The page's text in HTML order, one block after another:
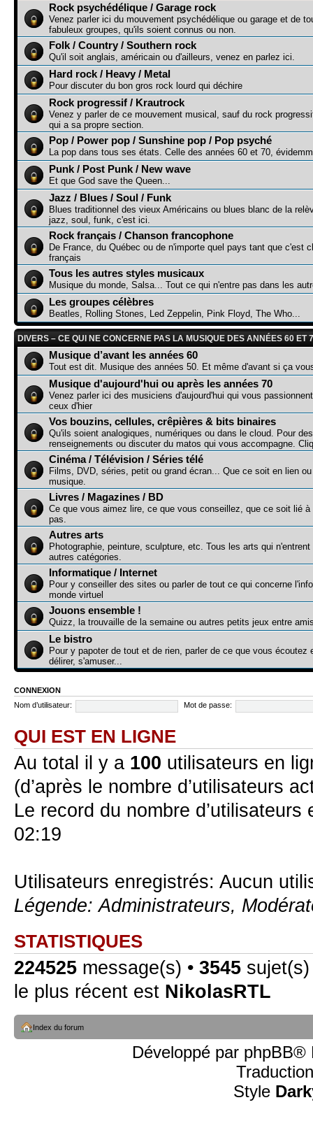
Rock psychédélique / Garage rock
Venez parler ici du mouvement psychédélique ou garage et de
fabuleux groupes, qu'ils soient connus ou non.
Folk / Country / Southern rock
Qu'il soit anglais, américain ou d'ailleurs, venez en parlez ici.
Hard rock / Heavy / Metal
Pour discuter du bon gros rock lourd qui déchire
Rock progressif / Krautrock
Venez y parler de ce mouvement musical, sauf du rock
qui a sa propre section.
Pop / Power pop / Sunshine pop / Pop psyché
La pop dans tous ses états. Celle des années 60 et 70,
Punk / Post Punk / New wave
Et que God save the Queen...
Jazz / Blues / Soul / Funk
Blues traditionnel des vieux Américains ou blues blanc de la
jazz, soul, funk, c'est ici.
Rock français / Chanson francophone
De France, du Québec ou de n'importe quel pays tant que c'est
français
Tous les autres styles musicaux
Musique du monde, Salsa... Tout ce qui n'entre pas dans les
Les groupes célèbres
Beatles, Rolling Stones, Led Zeppelin, Pink Floyd, The Who...
DIVERS – CE QUI NE CONCERNE PAS LA MUSIQUE DES ANNÉES 60 ET
Musique d’avant les années 60
Tout est dit. Musique des années 50. Et même d'avant si ça
Musique d'aujourd'hui ou après les années 70
Venez parler ici des musiciens d'aujourd'hui qui vous
ceux d'hier
Vos bouzins, cellules, crêpières & bits binaires
Qu'ils soient analogiques, numériques ou dans le cloud. Pour des
renseignements ou discuter du matos qui vous accompagne.
Cinéma / Télévision / Séries télé
Films, DVD, séries, petit ou grand écran... Que ce soit en lien
musique.
Livres / Magazines / BD
Ce que vous aimez lire, ce que vous conseillez, que ce soit lié à
pas.
Autres arts
Photographie, peinture, sculpture, etc. Tous les arts qui
autres catégories.
Informatique / Internet
Pour y conseiller des sites ou parler de tout ce qui concerne
monde virtuel
Jouons ensemble !
Quizz, la trouvaille de la semaine ou autres petits jeux entre
Le bistro
Pour y papoter de tout et de rien, parler de ce que vous écoutez
délirer, s'amuser...
CONNEXION
Nom d’utilisateur:
Mot de passe:
QUI EST EN LIGNE
Au total il y a 100 utilisateurs en
(d’après le nombre d’utilisateurs
Le record du nombre
02:19
Utilisateurs enregistrés: Aucun
Légende:Administrateurs,
STATISTIQUES
224525 message(s) • 3545
le plus récent est NikolasRTL
Index du forum
Développé par phpBB®
Style